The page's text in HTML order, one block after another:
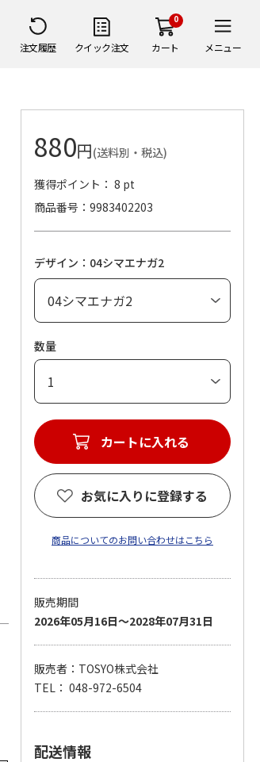
注文履歴 クイック注文
0
カート メニュー
880円(送料別・税込)
獲得ポイント： 8 pt
商品番号
9983402203
デザイン：04シマエナガ2
数量
お気に入りに登録する
商品についてのお問い合わせはこちら
販売期間
2026年05月16日～2028年07月31日
販売者：TOSYO株式会社
TEL： 048-972-6504
配送情報